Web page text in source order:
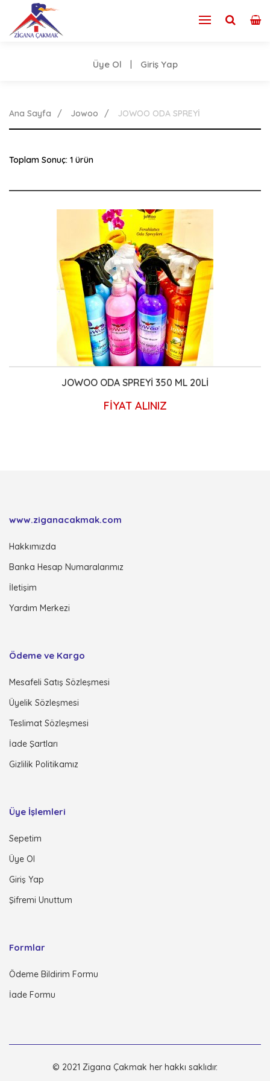
Üye Ol Giriş Yap
Ana Sayfa Jowoo JOWOO ODA SPREYİ
Toplam Sonuç: 1 ürün
JOWOO ODA SPREYİ 350 ML 20Lİ
FİYAT ALINIZ
www.ziganacakmak.com
Hakkımızda
Banka Hesap Numaralarımız
İletişim
Yardım Merkezi
Ödeme ve Kargo
Mesafeli Satış Sözleşmesi
Üyelik Sözleşmesi
Teslimat Sözleşmesi
İade Şartları
Gizlilik Politikamız
Üye İşlemleri
Sepetim
Üye Ol
Giriş Yap
Şifremi Unuttum
Formlar
Ödeme Bildirim Formu
İade Formu
© 2021 Zigana Çakmak her hakkı saklıdır.